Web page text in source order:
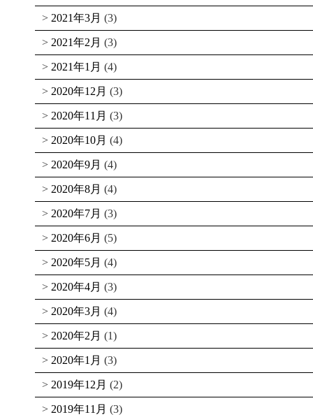
2021年3月 (3)
2021年2月 (3)
2021年1月 (4)
2020年12月 (3)
2020年11月 (3)
2020年10月 (4)
2020年9月 (4)
2020年8月 (4)
2020年7月 (3)
2020年6月 (5)
2020年5月 (4)
2020年4月 (3)
2020年3月 (4)
2020年2月 (1)
2020年1月 (3)
2019年12月 (2)
2019年11月 (3)